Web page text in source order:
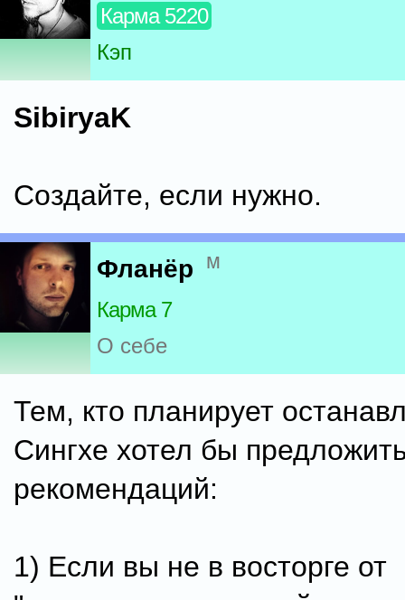
Карма 5220
Кэп
SibiryaK
Создайте, если нужно.
Фланёр м
Карма 7
О себе
Тем, кто планирует
Сингхе хотел бы
рекомендаций:
1) Если вы не в восторге от